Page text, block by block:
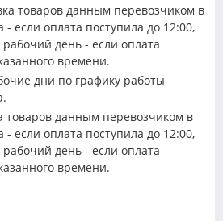
товаров данным перевозчиком в
- если оплата поступила до 12:00,
день - если оплата
времени.
дни по графику работы
товаров данным перевозчиком в
- если оплата поступила до 12:00,
день - если оплата
времени.